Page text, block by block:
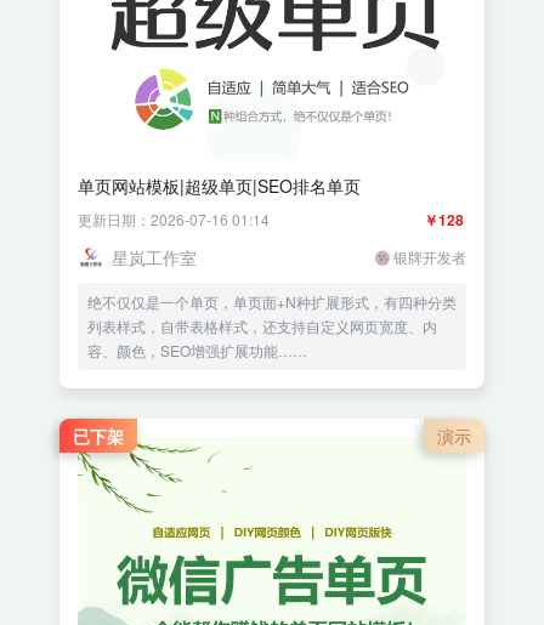
单页网站模板|超级单页|SEO排名单页
￥128
更新日期：2026-07-16 01:14
星岚工作室 银牌开发者
绝不仅仅是一个单页，单页面+N种扩展形式，有四种分类
列表样式，自带表格样式，还支持自定义网页宽度、内
容、颜色，SEO增强扩展功能……
演示
已下架